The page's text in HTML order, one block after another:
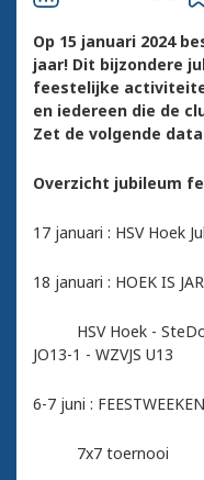
Op 15 januari 2024
jaar! Dit bijzondere
feestelijke
en iedereen die de
Zet de volgende
Overzicht jubileum
17 januari : HSV Hoek
18 januari : HOEK IS
HSV Hoek -
JO13-1 - WZVJS U13
6-7 juni :
7x7 toernooi